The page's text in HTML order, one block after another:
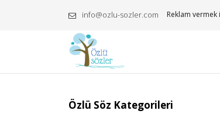
info@ozlu-sozler.com Reklam
Özlü Söz Kategorileri